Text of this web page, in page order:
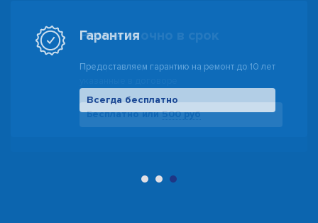
500 руб
Гарантия
Предоставляем гарантию на ремонт до 10 лет
Всегда бесплатно